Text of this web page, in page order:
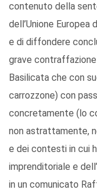
contenuto della
dell’Unione
e di diffondere
grave
Basilicata che con
carrozzone) con
concretamente (lo
non astrattamente,
e dei contesti in cui
imprenditoriale e
in un comunicato